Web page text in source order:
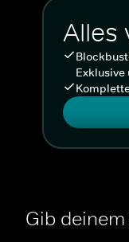
Alles
Exklusive
Gib